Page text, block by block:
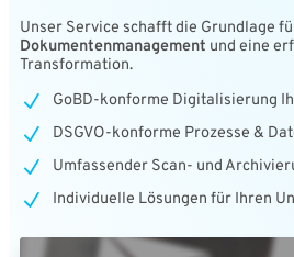
Unser Service schafft die Grundlage
Dokumentenmanagement und eine
Transformation.
GoBD-konforme Digitalisierung
DSGVO-konforme Prozesse &
Umfassender Scan- und
Individuelle Lösungen für Ihren